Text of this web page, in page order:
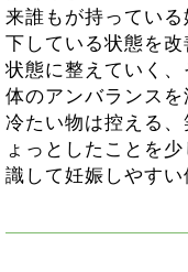
来誰もが持ってい
下している状態を
状態に整えていく、
体のアンバランス
冷たい物は控える
ょっとしたことを
識して妊娠しやす